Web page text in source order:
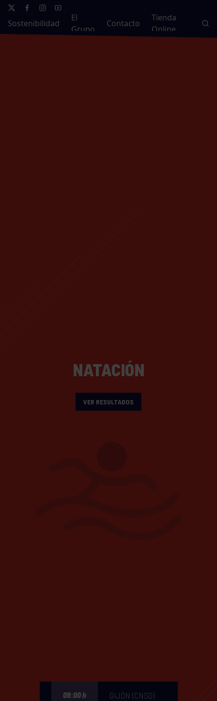
Sostenibilidad
El
Grupo
Contacto
Tienda
Online
NATACIÓN
VER RESULTADOS
09:00 h GIJÓN (CNSO)